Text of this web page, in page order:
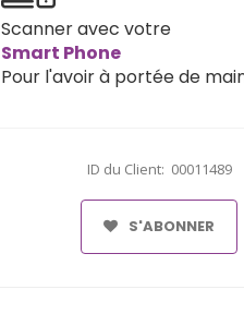
Scanner avec votre
Smart Phone
Pour l'avoir à portée de
ID du Client: 00011489
S'ABONNER